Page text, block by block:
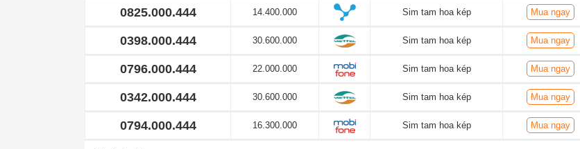
0825.000.444 14.400.000 Sim tam hoa kép Mua ngay
0398.000.444 30.600.000 Sim tam hoa kép Mua ngay
0796.000.444 22.000.000 Sim tam hoa kép Mua ngay
0342.000.444 30.600.000 Sim tam hoa kép Mua ngay
0794.000.444 16.300.000 Sim tam hoa kép Mua ngay